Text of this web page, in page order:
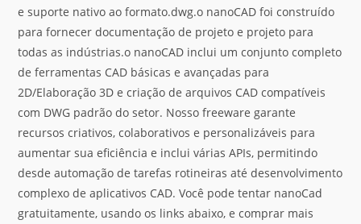
e suporte nativo ao formato.dwg.o nanoCAD foi construído
para fornecer documentação de projeto e projeto para
todas as indústrias.o nanoCAD inclui um conjunto completo
de ferramentas CAD básicas e avançadas para
2D/Elaboração 3D e criação de arquivos CAD compatíveis
com DWG padrão do setor. Nosso freeware garante
recursos criativos, colaborativos e personalizáveis para
aumentar sua eficiência e inclui várias APIs, permitindo
desde automação de tarefas rotineiras até desenvolvimento
complexo de aplicativos CAD. Você pode tentar nanoCad
gratuitamente, usando os links abaixo, e comprar mais